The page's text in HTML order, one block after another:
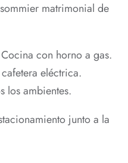
matrimonial de
con horno a gas.
eléctrica.
los ambientes.
junto a la